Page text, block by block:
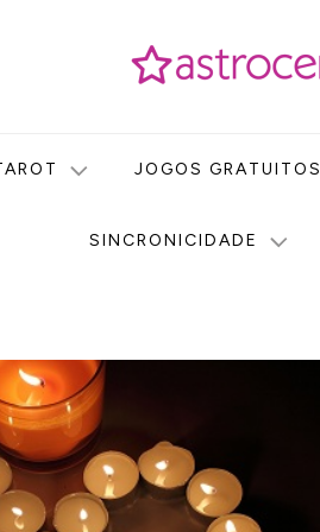
JOGOS GRATUITOS
SINCRONICIDADE